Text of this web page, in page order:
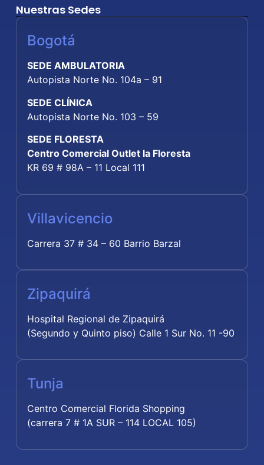
Nuestras Sedes
Bogotá
SEDE AMBULATORIA
Autopista Norte No. 104a – 91
SEDE CLÍNICA
Autopista Norte No. 103 – 59
SEDE FLORESTA
Centro Comercial Outlet la Floresta
KR 69 # 98A – 11 Local 111
Villavicencio
Carrera 37 # 34 – 60 Barrio Barzal
Zipaquirá
Hospital Regional de Zipaquirá
(Segundo y Quinto piso) Calle 1 Sur No. 11 -90
Tunja
Centro Comercial Florida Shopping
(carrera 7 # 1A SUR – 114 LOCAL 105)